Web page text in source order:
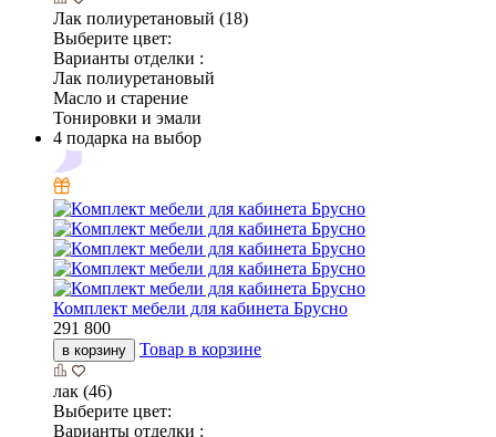
Лак полиуретановый (18)
Выберите цвет:
Варианты отделки :
Лак полиуретановый
Масло и старение
Тонировки и эмали
4 подарка на выбор
Комплект мебели для кабинета Брусно
291 800
в корзину Товар в корзине
лак (46)
Выберите цвет:
Варианты отделки :